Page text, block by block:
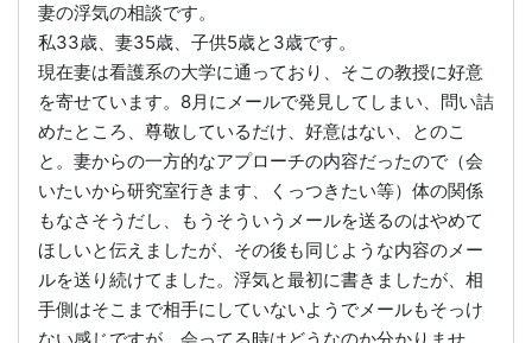
妻の浮気の相談です。
私33歳、妻35歳、子供5歳と3歳です。
現在妻は看護系の大学に通っており、そこの教授に好意
を寄せています。8月にメールで発見してしまい、問い詰
めたところ、尊敬しているだけ、好意はない、とのこ
と。妻からの一方的なアプローチの内容だったので（会
いたいから研究室行きます、くっつきたい等）体の関係
もなさそうだし、もうそういうメールを送るのはやめて
ほしいと伝えましたが、その後も同じような内容のメー
ルを送り続けてました。浮気と最初に書きましたが、相
手側はそこまで相手にしていないようでメールもそっけ